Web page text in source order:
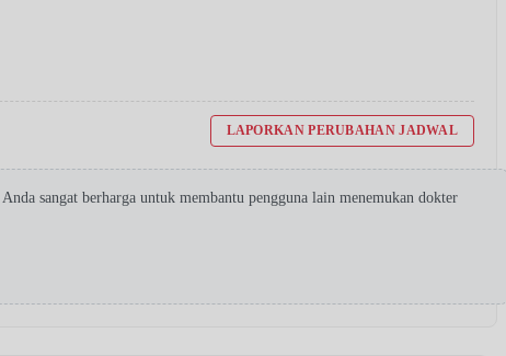
LAPORKAN PERUBAHAN JADWAL
sangat berharga untuk membantu pengguna lain menemukan dokter